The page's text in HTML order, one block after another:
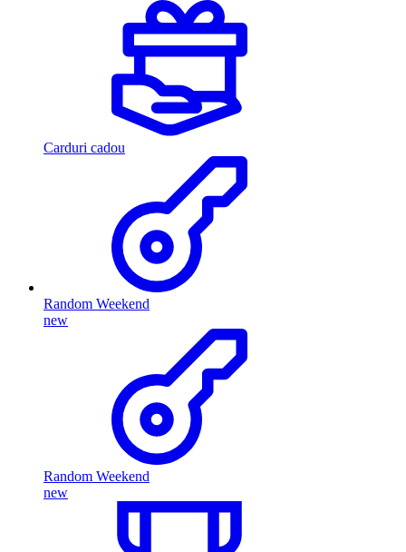
Carduri cadou
Random Weekend
new
Random Weekend
new